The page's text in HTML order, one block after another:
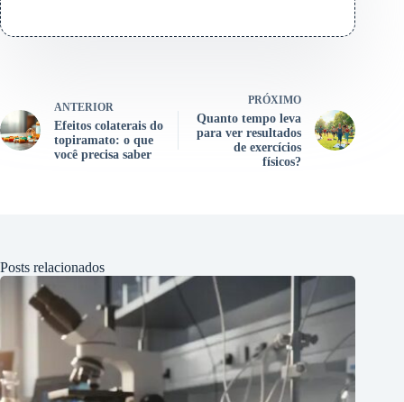
ANTERIOR
Efeitos colaterais do
topiramato: o que
você precisa saber
PRÓXIMO
Quanto tempo leva
para ver resultados
de exercícios
físicos?
Posts relacionados